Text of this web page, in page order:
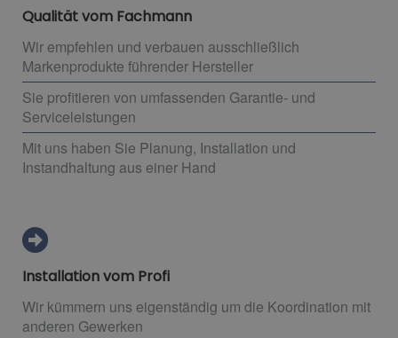
Qualität vom Fachmann
Wir empfehlen und verbauen ausschließlich
Markenprodukte führender Hersteller
Sie profitieren von umfassenden Garantie- und
Serviceleistungen
Mit uns haben Sie Planung, Installation und
Instandhaltung aus einer Hand
Installation vom Profi
Wir kümmern uns eigenständig um die Koordination mit
anderen Gewerken